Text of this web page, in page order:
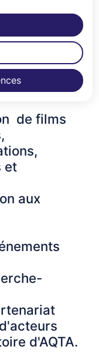
et
de
de
de films
et
aux
d'AQTA.